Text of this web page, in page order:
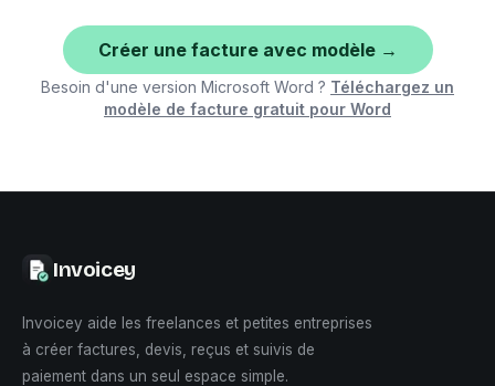
Créer une facture avec modèle →
Besoin d'une version Microsoft Word ? Téléchargez un
modèle de facture gratuit pour Word
Invoicey
Invoicey aide les freelances et petites entreprises
à créer factures, devis, reçus et suivis de
paiement dans un seul espace simple.